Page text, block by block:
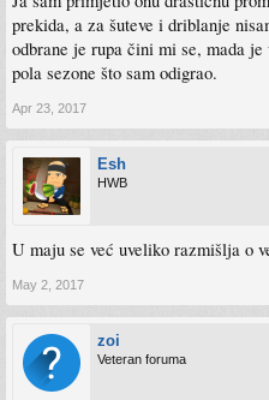
prekida, a za šuteve i driblanje
odbrane je rupa čini mi se, mada
pola sezone što sam odigrao.
Apr 23, 2017
Esh
HWB
U maju se već uveliko razmišlja o
May 2, 2017
zoi
Veteran foruma